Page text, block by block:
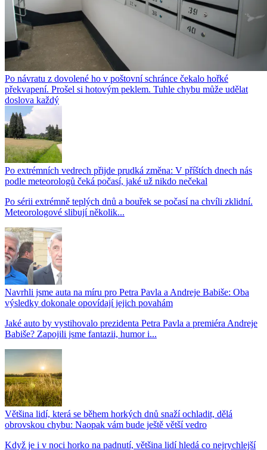
Po návratu z dovolené ho v poštovní schránce čekalo hořké
překvapení. Prošel si hotovým peklem. Tuhle chybu může udělat
doslova každý
Po extrémních vedrech přijde prudká změna: V příštích dnech nás
podle meteorologů čeká počasí, jaké už nikdo nečekal
Po sérii extrémně teplých dnů a bouřek se počasí na chvíli zklidní.
Meteorologové slibují několik...
Navrhli jsme auta na míru pro Petra Pavla a Andreje Babiše: Oba
výsledky dokonale opovídají jejich povahám
Jaké auto by vystihovalo prezidenta Petra Pavla a premiéra Andreje
Babiše? Zapojili jsme fantazii, humor i...
Většina lidí, která se během horkých dnů snaží ochladit, dělá
obrovskou chybu: Naopak vám bude ještě větší vedro
Když je i v noci horko na padnutí, většina lidí hledá co nejrychlejší